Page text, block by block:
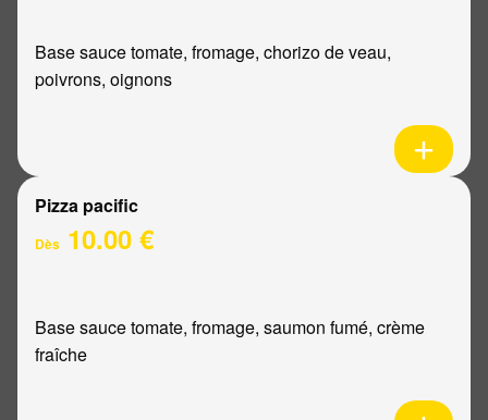
Base sauce tomate, fromage, chorizo de veau,
poivrons, oignons
Pizza pacific
Dès 10.00 €
Base sauce tomate, fromage, saumon fumé, crème
fraîche